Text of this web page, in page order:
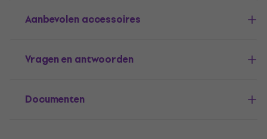
Aanbevolen accessoires
Vragen en antwoorden
Documenten